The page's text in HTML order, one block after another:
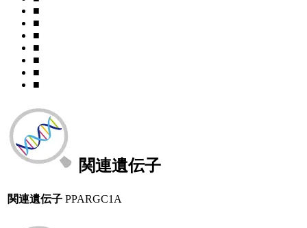
■
■
■
■
■
■
■
関連遺伝子
関連遺伝子 PPARGC1A